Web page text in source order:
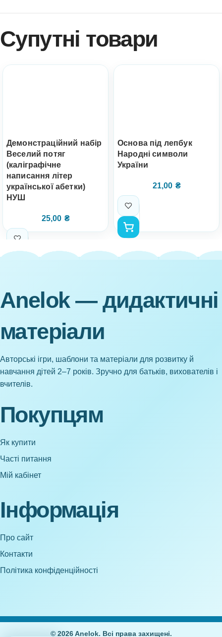
Супутні товари
Демонстраційний набір
Веселий потяг
(каліграфічне
написання літер
української абетки)
НУШ
25,00 ₴
Основа під лепбук
Народні символи
України
21,00 ₴
Anelok — дидактичні
матеріали
Авторські ігри, шаблони та матеріали для розвитку й
навчання дітей 2–7 років. Зручно для батьків, вихователів і
вчителів.
Покупцям
Як купити
Часті питання
Мій кабінет
Інформація
Про сайт
Контакти
Політика конфіденційності
© 2026 Anelok. Всі права захищені.